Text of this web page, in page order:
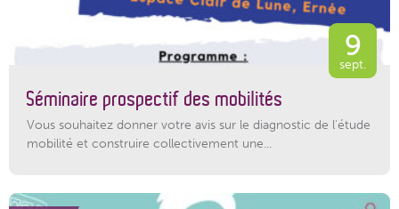
9
sept.
Séminaire prospectif des mobilités
Vous souhaitez donner votre avis sur le diagnostic de l'étude
mobilité et construire collectivement une...